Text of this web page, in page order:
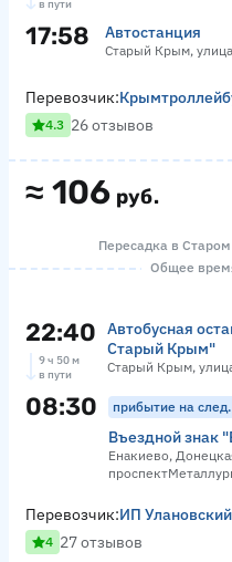
в пути
17:58 Автостанция
Старый Крым,
≈ 106 руб.
Перевозчик:
4.3 26 отзывов
Пересадка в
Общее
22:40
Автобусная
Старый Крым"
Старый Крым,
9 ч 50 м
в пути
08:30 прибытие на
Въездной знак
Енакиево,
Перевозчик:ИП
4 27 отзывов